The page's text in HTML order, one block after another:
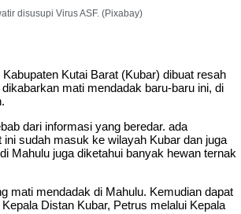
disusupi Virus ASF. (Pixabay)
Kutai Barat (Kubar) dibuat resah
mati mendadak baru-baru ini, di
dari informasi yang beredar. ada
sudah masuk ke wilayah Kubar dan juga
Mahulu juga diketahui banyak hewan ternak
mati mendadak di Mahulu. Kemudian dapat
Distan Kubar, Petrus melalui Kepala